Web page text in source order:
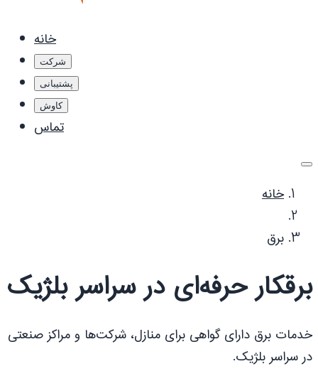
خانه
شرکت
پشتیبانی
کاوش
تماس
خانه
برق
برقکار حرفه‌ای در سراسر بلژیک
خدمات برق دارای گواهی برای منازل، شرکت‌ها و مراکز صنعتی
در سراسر بلژیک.